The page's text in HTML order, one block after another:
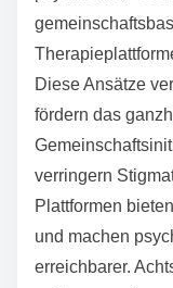
Was sind